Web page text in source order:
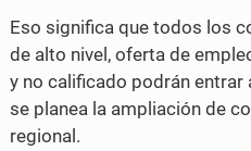
Eso significa que todos los
de alto nivel, oferta de
y no calificado podrán entrar
se planea la ampliación de
regional.